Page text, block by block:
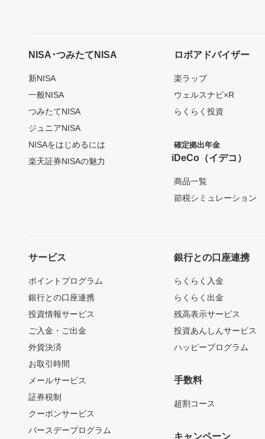
NISA･つみたてNISA
新NISA
一般NISA
つみたてNISA
ジュニアNISA
NISAをはじめるには
楽天証券NISAの魅力
ロボアドバイザー
楽ラップ
ウェルスナビ×R
らくらく投資
確定拠出年金
iDeCo（イデコ）
商品一覧
節税シミュレーション
サービス
ポイントプログラム
銀行との口座連携
投資情報サービス
ご入金・ご出金
外貨決済
お取引時間
メールサービス
証券税制
クーポンサービス
バースデープログラム
銀行との口座連携
らくらく入金
らくらく出金
残高表示サービス
投資あんしんサービス
ハッピープログラム
手数料
超割コース
キャンペーン